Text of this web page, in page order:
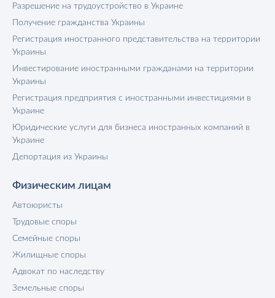
Разрешение на трудоустройство в Украине
Получение гражданства Украины
Регистрация иностранного представительства на территории
Украины
Инвестирование иностранными гражданами на территории
Украины
Регистрация предприятия с иностранными инвестициями в
Украине
Юридические услуги для бизнеса иностранных компаний в
Украине
Депортация из Украины
Физическим лицам
Автоюристы
Трудовые споры
Семейные споры
Жилищные споры
Адвокат по наследству
Земельные споры